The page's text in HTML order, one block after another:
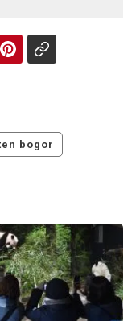
bogor